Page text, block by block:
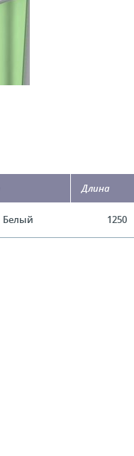
Длина
Белый 1250